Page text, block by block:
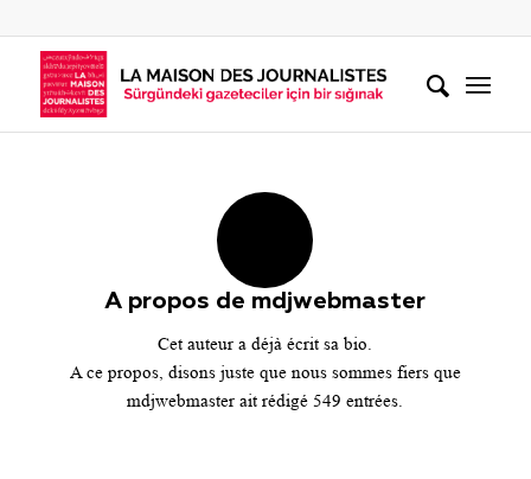
A propos de mdjwebmaster
Cet auteur a déjà écrit sa bio.
A ce propos, disons juste que nous sommes fiers que
mdjwebmaster ait rédigé 549 entrées.